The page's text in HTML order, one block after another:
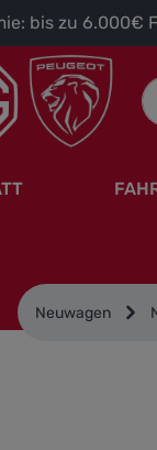
bis zu 6.000€
Neuwagen